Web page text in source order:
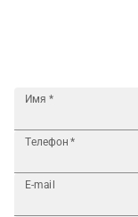
Имя *
Телефон *
E-mail